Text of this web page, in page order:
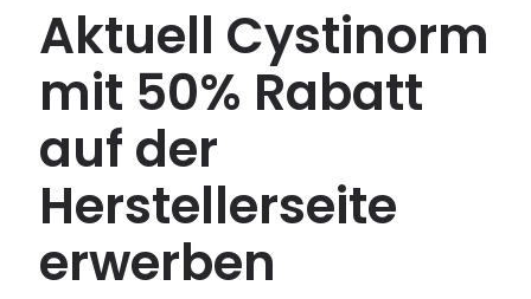
Aktuell Cystinorm
mit 50% Rabatt
auf der
Herstellerseite
erwerben